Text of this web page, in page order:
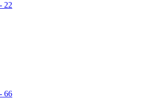
22
66